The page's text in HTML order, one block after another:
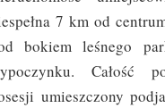
7 km od
bokiem leśnego
Całość
umieszczony